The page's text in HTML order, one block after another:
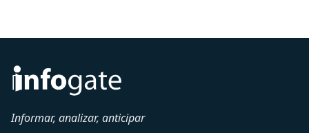
Informar, analizar, anticipar